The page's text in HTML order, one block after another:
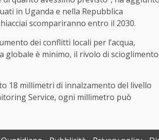
in Uganda e nella Repubblica
scompariranno entro il 2030.
dei conflitti locali per l’acqua,
globale è minimo, il rivolo di scioglimento
18 millimetri di innalzamento del livello
Service, ogni millimetro può